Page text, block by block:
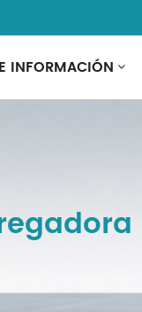
INFORMACIÓN